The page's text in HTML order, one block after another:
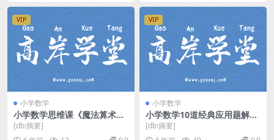
VIP
小学数学
小学数学思维课《魔法算术》
(外滩教育英语中字)(完结)百度
网盘
[db:摘要]
VIP
小学数学
小学数学10道经典应用题解题
思路及答题 百度网盘
[db:摘要]